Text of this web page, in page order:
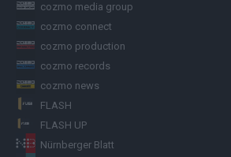
cozmo media group
cozmo connect
cozmo production
cozmo records
cozmo news
FLASH
FLASH UP
Nürnberger Blatt